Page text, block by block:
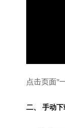
点击页面"
二、 手动下